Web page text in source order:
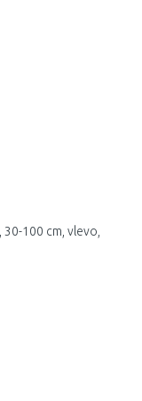
100 cm, vlevo,